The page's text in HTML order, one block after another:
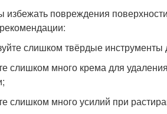
избежать повреждения
слишком твёрдые
слишком много крема для
слишком много усилий при